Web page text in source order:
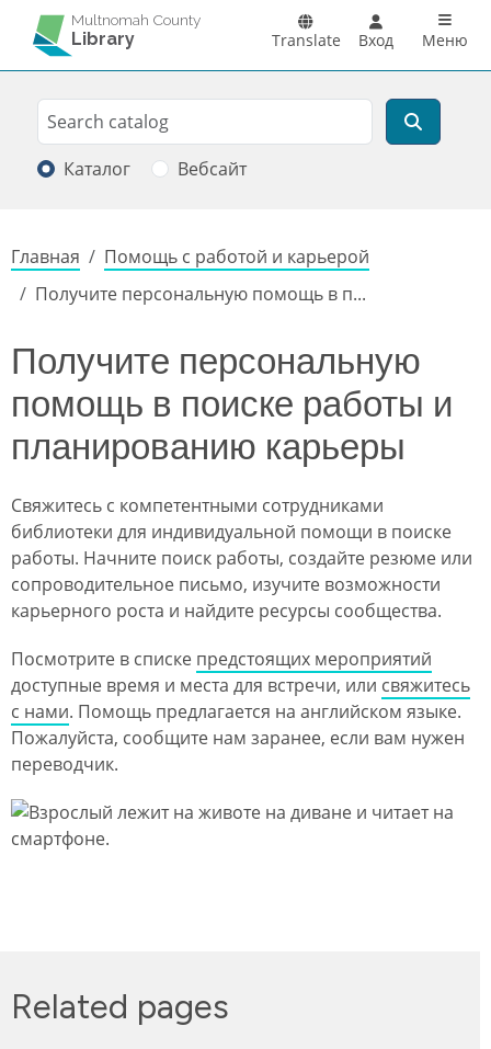
Перейти к основному содержанию
Multnomah County
Library Translate Вход Main
Меню
Search
Поиск
Каталог Вебсайт
Строка навигации
Главная
Помощь с работой и карьерой
Получите персональную помощь в п...
Получите персональную
помощь в поиске работы и
планированию карьеры
Свяжитесь с компетентными сотрудниками
библиотеки для индивидуальной помощи в поиске
работы. Начните поиск работы, создайте резюме или
сопроводительное письмо, изучите возможности
карьерного роста и найдите ресурсы сообщества.
Посмотрите в списке предстоящих мероприятий
доступные время и места для встречи, или свяжитесь
с нами. Помощь предлагается на английском языке.
Пожалуйста, сообщите нам заранее, если вам нужен
переводчик.
Изображение
Related pages